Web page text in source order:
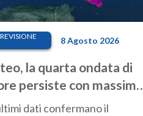
8 Agosto 2026
la quarta ondata di
persiste con massime
molto elevate
dati confermano il